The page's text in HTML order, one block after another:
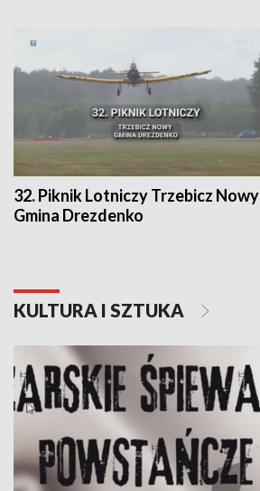
32. Piknik Lotniczy Trzebicz Nowy
Gmina Drezdenko
KULTURA I SZTUKA